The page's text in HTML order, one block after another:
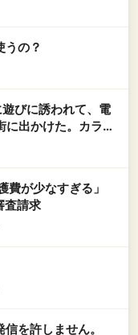
うの？
びに誘われて、電
出かけた。カラオ
っている時にAが
費が少なすぎる」
査請求
を許しません。